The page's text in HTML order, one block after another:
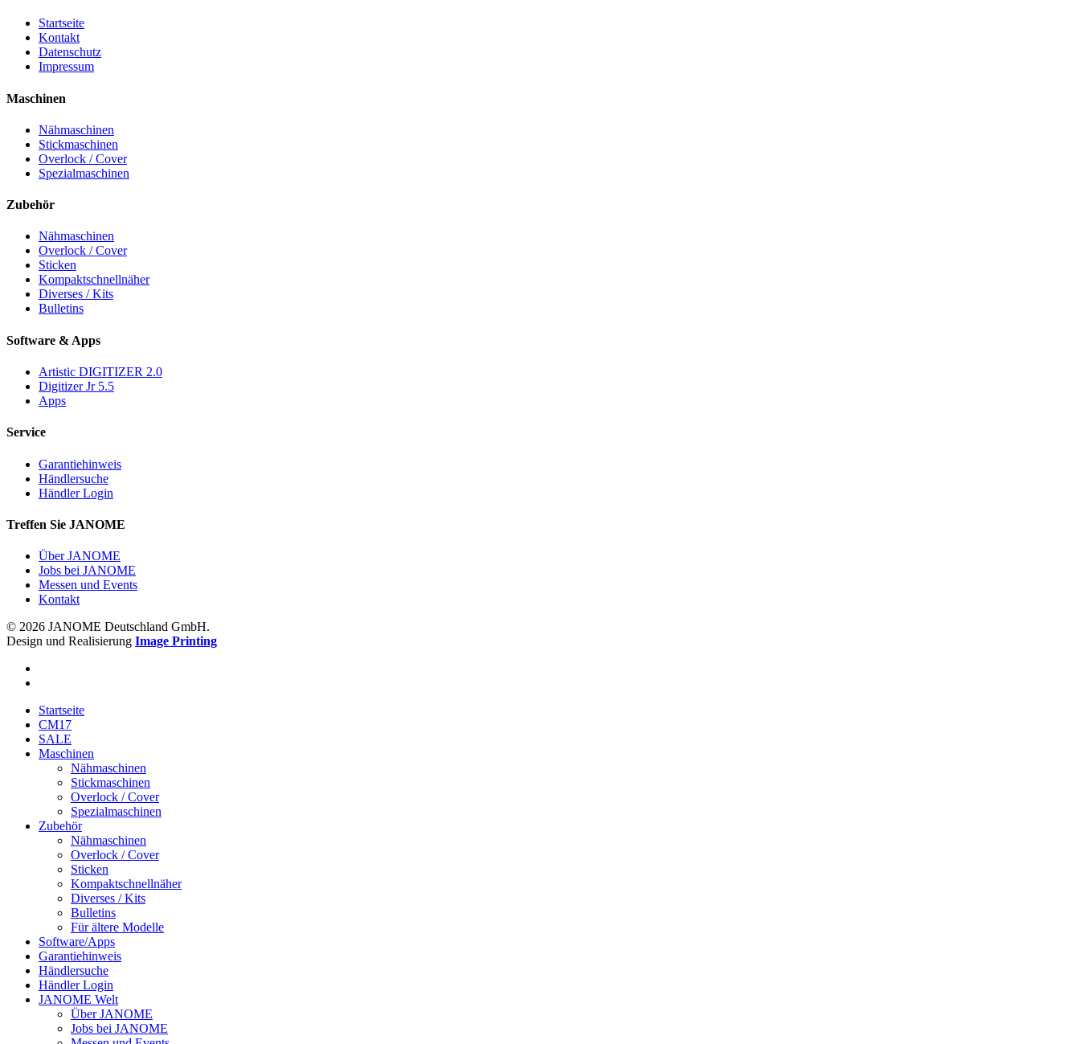
Startseite
Kontakt
Datenschutz
Impressum
Maschinen
Nähmaschinen
Stickmaschinen
Overlock / Cover
Spezialmaschinen
Zubehör
Nähmaschinen
Overlock / Cover
Sticken
Kompaktschnellnäher
Diverses / Kits
Bulletins
Software & Apps
Artistic DIGITIZER 2.0
Digitizer Jr 5.5
Apps
Service
Garantiehinweis
Händlersuche
Händler Login
Treffen Sie JANOME
Über JANOME
Jobs bei JANOME
Messen und Events
Kontakt
© 2026 JANOME Deutschland GmbH.
Design und Realisierung Image Printing
Startseite
CM17
SALE
Maschinen
Nähmaschinen
Stickmaschinen
Overlock / Cover
Spezialmaschinen
Zubehör
Nähmaschinen
Overlock / Cover
Sticken
Kompaktschnellnäher
Diverses / Kits
Bulletins
Für ältere Modelle
Software/Apps
Garantiehinweis
Händlersuche
Händler Login
JANOME Welt
Über JANOME
Jobs bei JANOME